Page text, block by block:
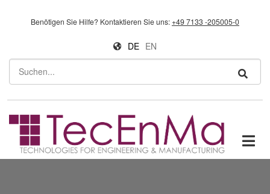
Benötigen Sie Hilfe? Kontaktieren Sie uns:+49 7133 -205005-0
DE EN
Suchen